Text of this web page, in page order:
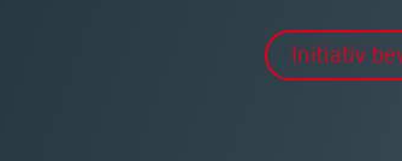
Initiativ